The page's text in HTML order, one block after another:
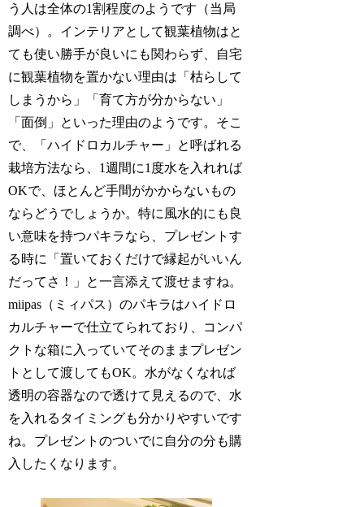
う人は全体の1割程度のようです（当局
調べ）。インテリアとして観葉植物はと
ても使い勝手が良いにも関わらず、自宅
に観葉植物を置かない理由は「枯らして
しまうから」「育て方が分からない」
「面倒」といった理由のようです。そこ
で、「ハイドロカルチャー」と呼ばれる
栽培方法なら、1週間に1度水を入れれば
OKで、ほとんど手間がかからないもの
ならどうでしょうか。特に風水的にも良
い意味を持つパキラなら、プレゼントす
る時に「置いておくだけで縁起がいいん
だってさ！」と一言添えて渡せますね。
miipas（ミィパス）のパキラはハイドロ
カルチャーで仕立てられており、コンパ
クトな箱に入っていてそのままプレゼン
トとして渡してもOK。水がなくなれば
透明の容器なので透けて見えるので、水
を入れるタイミングも分かりやすいです
ね。プレゼントのついでに自分の分も購
入したくなります。